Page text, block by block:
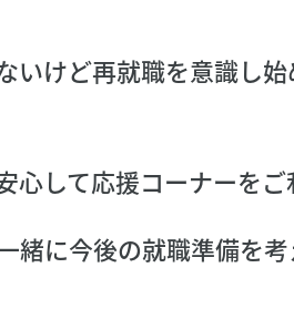
いけど再就職を意識し
して応援コーナーをご
緒に今後の就職準備を考